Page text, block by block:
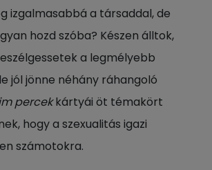
izgalmasabbá a társaddal, de
hozd szóba? Készen álltok,
a legmélyebb
jól jönne néhány ráhangoló
percekkártyái öt témakört
hogy a szexualitás igazi
számotokra.